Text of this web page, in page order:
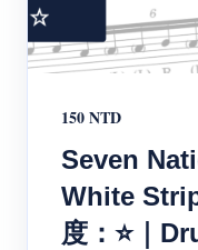
150 NTD
Seven
White
度：⭐｜